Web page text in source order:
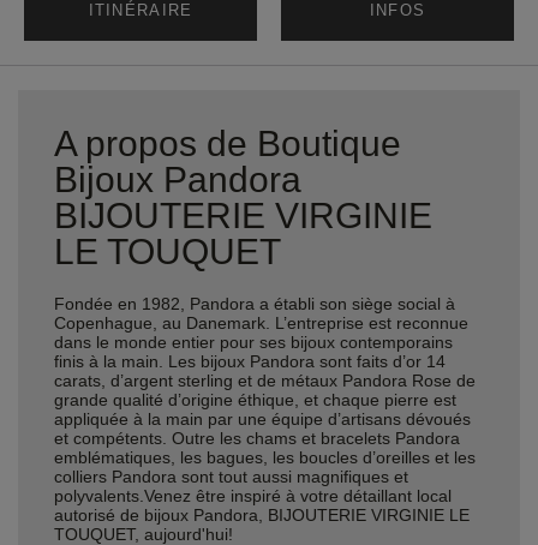
ITINÉRAIRE INFOS
A propos de Boutique
Bijoux Pandora
BIJOUTERIE VIRGINIE
LE TOUQUET
Fondée en 1982, Pandora a établi son siège social à
Copenhague, au Danemark. L’entreprise est reconnue
dans le monde entier pour ses bijoux contemporains
finis à la main. Les bijoux Pandora sont faits d’or 14
carats, d’argent sterling et de métaux Pandora Rose de
grande qualité d’origine éthique, et chaque pierre est
appliquée à la main par une équipe d’artisans dévoués
et compétents. Outre les chams et bracelets Pandora
emblématiques, les bagues, les boucles d’oreilles et les
colliers Pandora sont tout aussi magnifiques et
polyvalents.Venez être inspiré à votre détaillant local
autorisé de bijoux Pandora, BIJOUTERIE VIRGINIE LE
TOUQUET, aujourd'hui!